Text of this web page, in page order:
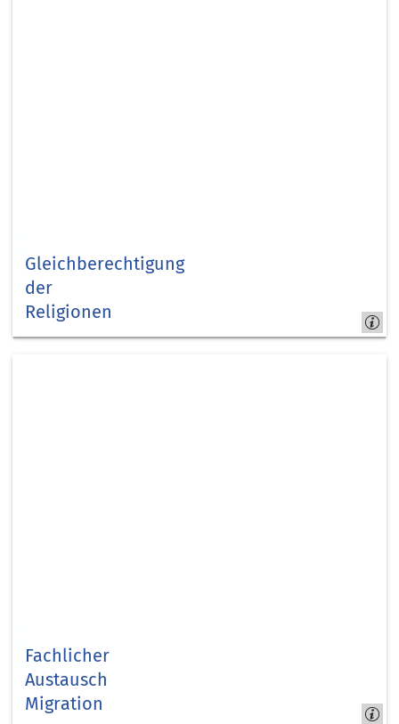
Gleichberechtigung
der
Religionen
Fachlicher
Austausch
Migration